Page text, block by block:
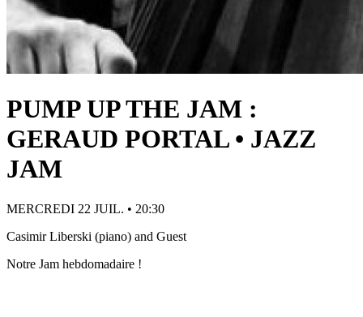
PUMP UP THE JAM :
GERAUD PORTAL • JAZZ
JAM
MERCREDI 22 JUIL. • 20:30
Casimir Liberski (piano) and Guest
Notre Jam hebdomadaire !